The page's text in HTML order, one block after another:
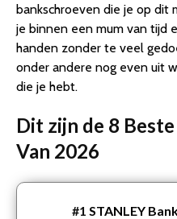
bankschroeven die je op dit
je binnen een mum van tijd
handen zonder te veel
onder andere nog even uit
die je hebt.
Dit zijn de 8
Van 2026
#1 STANLEY